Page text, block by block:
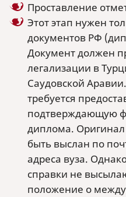
Проставление
Этот этап нужен
документов РФ
Документ должен
легализации в
Саудовской
требуется
подтверждающую
диплома.
быть выслан по
адреса вуза.
справки не
положение о